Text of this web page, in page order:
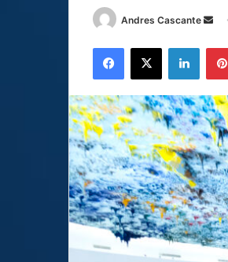
Andres Cascante
Facebook
X